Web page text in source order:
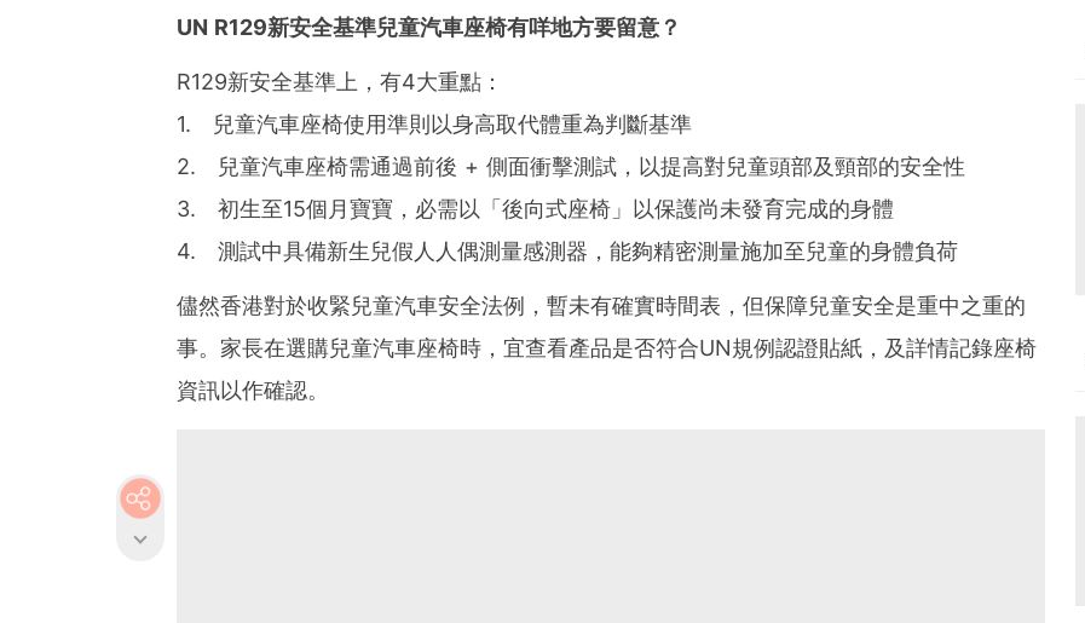
UN R129新安全基準兒童汽車座椅有咩地方要留意？
R129新安全基準上，有4大重點：
1. 兒童汽車座椅使用準則以身高取代體重為判斷基準
2. 兒童汽車座椅需通過前後 + 側面衝擊測試，以提高對兒童頭部及頸部的安全性
3. 初生至15個月寶寶，必需以「後向式座椅」以保護尚未發育完成的身體
4. 測試中具備新生兒假人人偶測量感測器，能夠精密測量施加至兒童的身體負荷
儘然香港對於收緊兒童汽車安全法例，暫未有確實時間表，但保障兒童安全是重中之重的
事。家長在選購兒童汽車座椅時，宜查看產品是否符合UN規例認證貼紙，及詳情記錄座椅
資訊以作確認。